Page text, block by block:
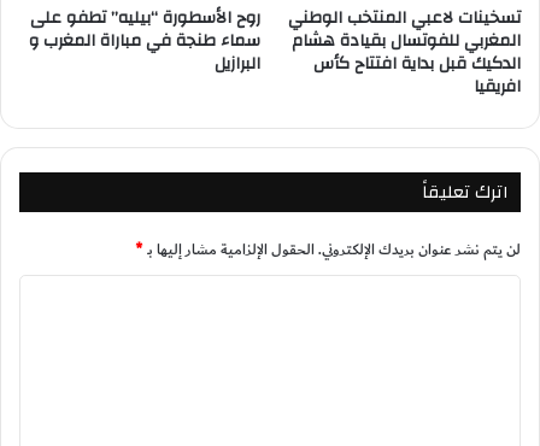
تسخينات لاعبي المنتخب الوطني
المغربي للفوتسال بقيادة هشام
الدكيك قبل بداية افتتاح كأس
افريقيا
روح الأسطورة “بيليه” تطفو على
سماء طنجة في مباراة المغرب و
البرازيل
اترك تعليقاً
لن يتم نشر عنوان بريدك الإلكتروني.الحقول الإلزامية مشار إليها بـ*